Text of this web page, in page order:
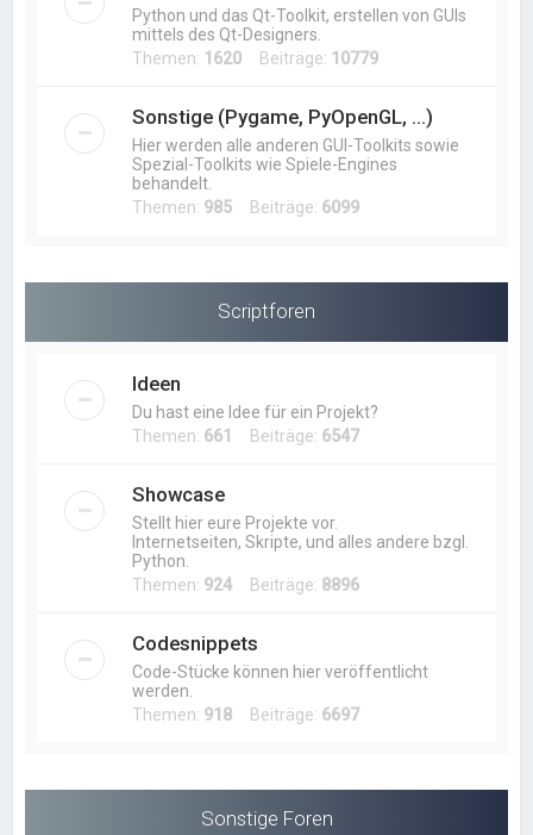
Python und das Qt-Toolkit, erstellen von GUIs
mittels des Qt-Designers.
Themen: 1620 Beiträge: 10779
Sonstige (Pygame, PyOpenGL, ...)
Hier werden alle anderen GUI-Toolkits sowie
Spezial-Toolkits wie Spiele-Engines
behandelt.
Themen: 985 Beiträge: 6099
Scriptforen
Ideen
Du hast eine Idee für ein Projekt?
Themen: 661 Beiträge: 6547
Showcase
Stellt hier eure Projekte vor.
Internetseiten, Skripte, und alles andere bzgl.
Python.
Themen: 924 Beiträge: 8896
Codesnippets
Code-Stücke können hier veröffentlicht
werden.
Themen: 918 Beiträge: 6697
Sonstige Foren